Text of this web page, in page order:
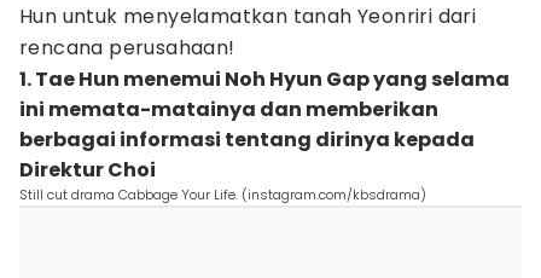
Hun untuk menyelamatkan tanah Yeonriri dari
rencana perusahaan!
1. Tae Hun menemui Noh Hyun Gap yang selama
ini memata-matainya dan memberikan
berbagai informasi tentang dirinya kepada
Direktur Choi
Still cut drama Cabbage Your Life. (instagram.com/kbsdrama)